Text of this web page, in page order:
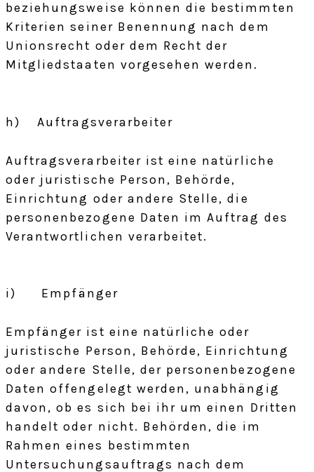
beziehungsweise können die bestimmten
Kriterien seiner Benennung nach dem
Unionsrecht oder dem Recht der
Mitgliedstaaten vorgesehen werden.
h) Auftragsverarbeiter
Auftragsverarbeiter ist eine natürliche
oder juristische Person, Behörde,
Einrichtung oder andere Stelle, die
personenbezogene Daten im Auftrag des
Verantwortlichen verarbeitet.
i) Empfänger
Empfänger ist eine natürliche oder
juristische Person, Behörde, Einrichtung
oder andere Stelle, der personenbezogene
Daten offengelegt werden, unabhängig
davon, ob es sich bei ihr um einen Dritten
handelt oder nicht. Behörden, die im
Rahmen eines bestimmten
Untersuchungsauftrags nach dem